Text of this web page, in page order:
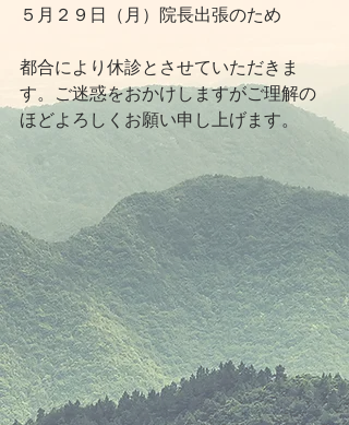
５月２９日（月）院長出張のため
都合により休診とさせていただきま
す。ご迷惑をおかけしますがご理解の
ほどよろしくお願い申し上げます。